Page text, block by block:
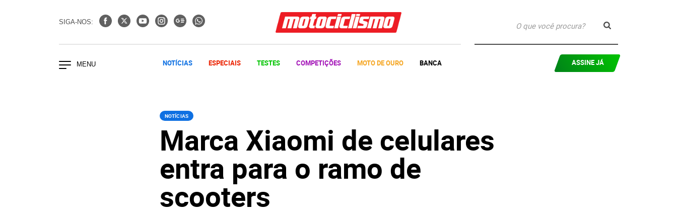
SIGA-NOS:
NOTÍCIAS ESPECIAIS TESTES COMPETIÇÕES MOTO DE OURO BANCA ASSINE JÁ
NOTÍCIAS
Marca Xiaomi de celulares
entra para o ramo de
scooters